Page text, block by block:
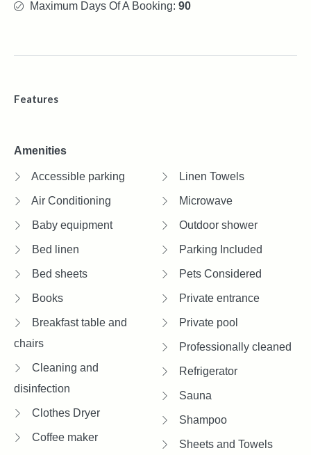
Maximum Days Of A Booking: 90
Features
Amenities
Accessible parking
Air Conditioning
Baby equipment
Bed linen
Bed sheets
Books
Breakfast table and
chairs
Cleaning and
disinfection
Clothes Dryer
Coffee maker
Linen Towels
Microwave
Outdoor shower
Parking Included
Pets Considered
Private entrance
Private pool
Professionally cleaned
Refrigerator
Sauna
Shampoo
Sheets and Towels